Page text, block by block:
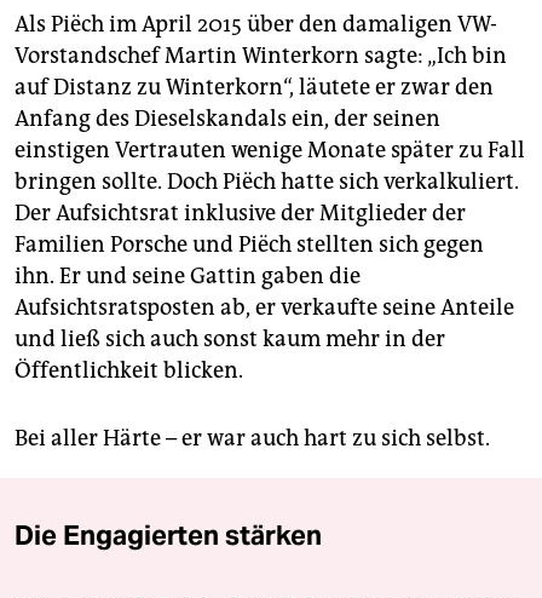
Als Piëch im April 2015 über den damaligen VW-
Vorstandschef Martin Winterkorn sagte: „Ich bin
auf Distanz zu Winterkorn“, läutete er zwar den
Anfang des Dieselskandals ein, der seinen
einstigen Vertrauten wenige Monate später zu Fall
bringen sollte. Doch Piëch hatte sich verkalkuliert.
Der Aufsichtsrat inklusive der Mitglieder der
Familien Porsche und Piëch stellten sich gegen
ihn. Er und seine Gattin gaben die
Aufsichtsratsposten ab, er verkaufte seine Anteile
und ließ sich auch sonst kaum mehr in der
Öffentlichkeit blicken.
Bei aller Härte – er war auch hart zu sich selbst.
Die Engagierten stärken